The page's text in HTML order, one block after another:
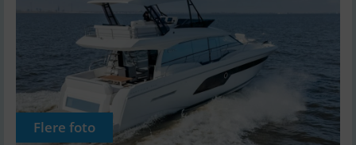
Flere foto